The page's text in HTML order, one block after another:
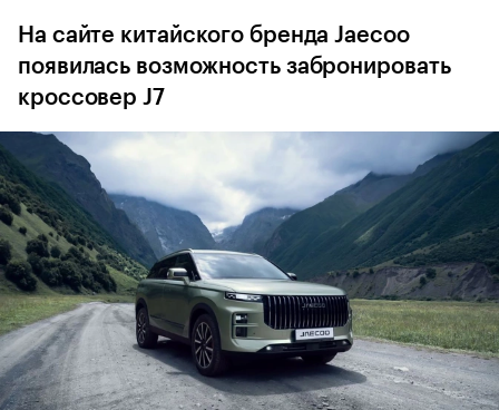
На сайте китайского бренда Jaecoo
появилась возможность забронировать
кроссовер J7